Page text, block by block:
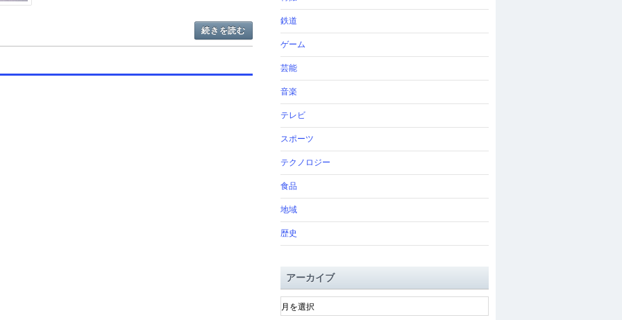
続きを読む
鉄道
ゲーム
芸能
音楽
テレビ
スポーツ
テクノロジー
食品
地域
歴史
アーカイブ
ア
ー